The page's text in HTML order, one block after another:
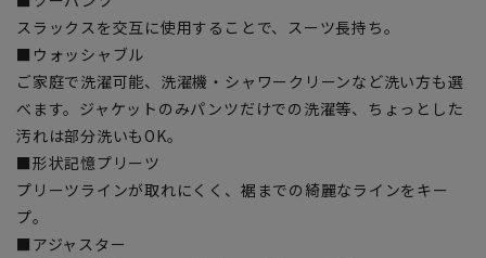
スラックスを交互に使用することで、スーツ長持ち。
■ウォッシャブル
ご家庭で洗濯可能、洗濯機・シャワークリーンなど洗い方も選
べます。ジャケットのみパンツだけでの洗濯等、ちょっとした
汚れは部分洗いもOK。
■形状記憶プリーツ
プリーツラインが取れにくく、裾までの綺麗なラインをキー
プ。
■アジャスター